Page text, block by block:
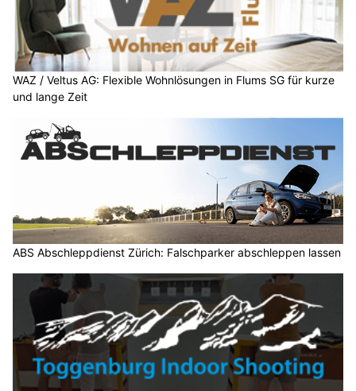
WAZ / Veltus AG: Flexible Wohnlösungen in Flums SG für kurze
und lange Zeit
ABS Abschleppdienst Zürich: Falschparker abschleppen lassen